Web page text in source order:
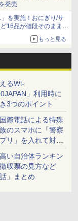
発売
を実施！おにぎり/サ
16品が値段そのままで
もっと見る
るWi-
」利用時に
3つのポイント
際電話による特殊
のスマホに「警察
リ」を入れて対策
い自治体ランキン
収票の見方など
」まとめ